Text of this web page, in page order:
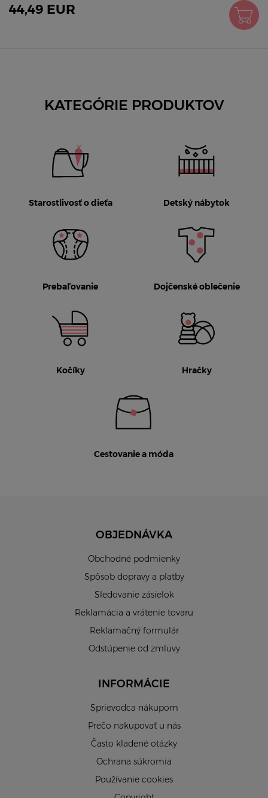
44,49 EUR
KATEGÓRIE PRODUKTOV
Starostlivosť o dieťa Detský nábytok
Prebaľovanie Dojčenské oblečenie
Kočíky Hračky
Cestovanie a móda
OBJEDNÁVKA
Obchodné podmienky
Spôsob dopravy a platby
Sledovanie zásielok
Reklamácia a vrátenie tovaru
Reklamačný formulár
Odstúpenie od zmluvy
INFORMÁCIE
Sprievodca nákupom
Prečo nakupovať u nás
Často kladené otázky
Ochrana súkromia
Používanie cookies